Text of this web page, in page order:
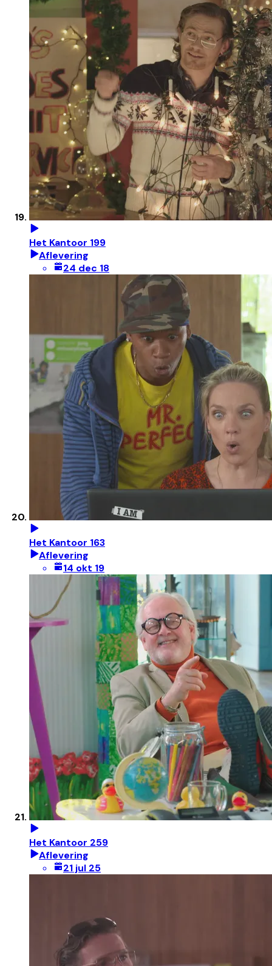
Het Kantoor 199
Aflevering
24 dec 18
Het Kantoor 163
Aflevering
14 okt 19
Het Kantoor 259
Aflevering
21 jul 25